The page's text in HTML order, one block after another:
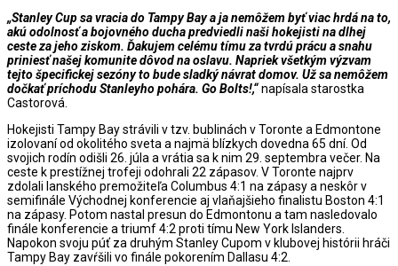
„Stanley Cup sa vracia do Tampy Bay a ja nemôžem byť viac hrdá na to,
akú odolnosť a bojovného ducha predviedli naši hokejisti na dlhej
ceste za jeho ziskom. Ďakujem celému tímu za tvrdú prácu a snahu
priniesť našej komunite dôvod na oslavu. Napriek všetkým výzvam
tejto špecifickej sezóny to bude sladký návrat domov. Už sa nemôžem
dočkať príchodu Stanleyho pohára. Go Bolts!,“napísala starostka
Castorová.
Hokejisti Tampy Bay strávili v tzv. bublinách v Toronte a Edmontone
izolovaní od okolitého sveta a najmä blízkych dovedna 65 dní. Od
svojich rodín odišli 26. júla a vrátia sa k nim 29. septembra večer. Na
ceste k prestížnej trofeji odohrali 22 zápasov. V Toronte najprv
zdolali lanského premožiteľa Columbus 4:1 na zápasy a neskôr v
semifinále Východnej konferencie aj vlaňajšieho finalistu Boston 4:1
na zápasy. Potom nastal presun do Edmontonu a tam nasledovalo
finále konferencie a triumf 4:2 proti tímu New York Islanders.
Napokon svoju púť za druhým Stanley Cupom v klubovej histórii hráči
Tampy Bay zavŕšili vo finále pokorením Dallasu 4:2.